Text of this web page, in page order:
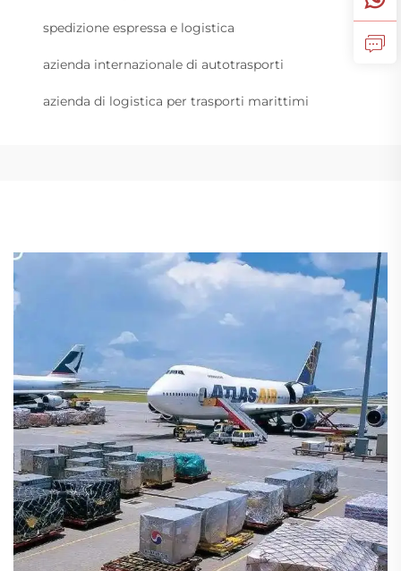
spedizione espressa e logistica
azienda internazionale di autotrasporti
azienda di logistica per trasporti marittimi